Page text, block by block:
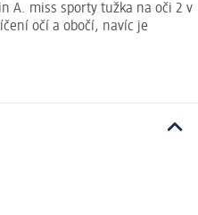
A. miss sporty tužka na oči 2 v
očí a obočí, navíc je